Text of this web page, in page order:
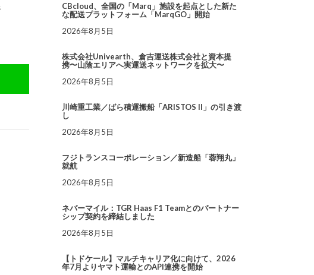
CBcloud、全国の「Marq」施設を起点とした新た
な配送プラットフォーム「MarqGO」開始
2026年8月5日
株式会社Univearth、倉吉運送株式会社と資本提
携〜山陰エリアへ実運送ネットワークを拡大〜
2026年8月5日
川崎重工業／ばら積運搬船「ARISTOS II」の引き渡
し
2026年8月5日
フジトランスコーポレーション／新造船「蓉翔丸」
就航
2026年8月5日
ネバーマイル：TGR Haas F1 Teamとのパートナー
シップ契約を締結しました
2026年8月5日
【トドケール】マルチキャリア化に向けて、2026
年7月よりヤマト運輸とのAPI連携を開始